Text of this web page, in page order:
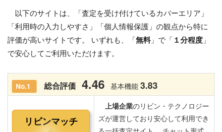
以下のサイトは、「査定を受け付けているカバーエリア」
「利用時の入力しやすさ」「個人情報保護」の観点から特に
評価が高いサイトです。 いずれも、「 無料」で「 １分程度 」
で安心してご利用いただけます。